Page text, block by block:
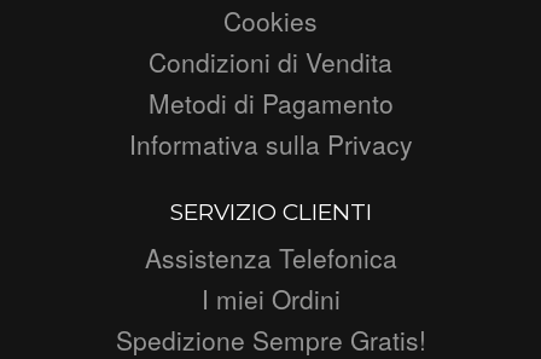
Cookies
Condizioni di Vendita
Metodi di Pagamento
Informativa sulla Privacy
SERVIZIO CLIENTI
Assistenza Telefonica
I miei Ordini
Spedizione Sempre Gratis!